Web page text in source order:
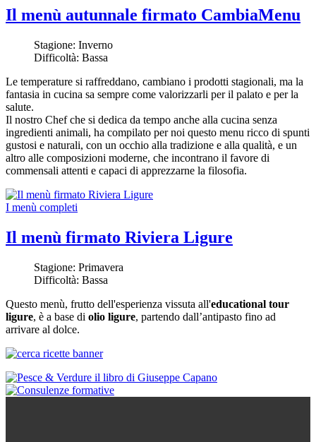
Il menù autunnale firmato CambiaMenu
Stagione: Inverno
Difficoltà: Bassa
Le temperature si raffreddano, cambiano i prodotti stagionali, ma la
fantasia in cucina sa sempre come valorizzarli per il palato e per la
salute.
Il nostro Chef che si dedica da tempo anche alla cucina senza
ingredienti animali, ha compilato per noi questo menu ricco di spunti
gustosi e naturali, con un occhio alla tradizione e alla qualità, e un
altro alle composizioni moderne, che incontrano il favore di
commensali attenti e capaci di apprezzarne la filosofia.
I menù completi
Il menù firmato Riviera Ligure
Stagione: Primavera
Difficoltà: Bassa
Questo menù, frutto dell'esperienza vissuta all'educational tour
ligure, è a base di olio ligure, partendo dall’antipasto fino ad
arrivare al dolce.